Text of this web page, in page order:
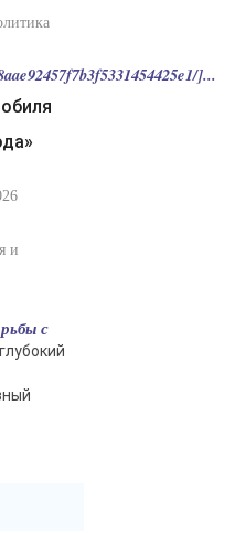
]...
и
с